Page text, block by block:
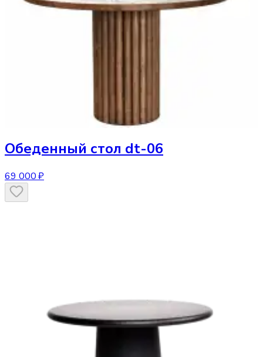
Обеденный стол dt-06
69 000 ₽